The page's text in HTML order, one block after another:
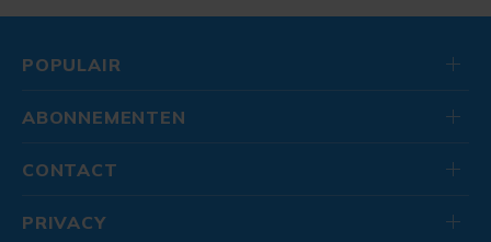
POPULAIR
ABONNEMENTEN
CONTACT
PRIVACY